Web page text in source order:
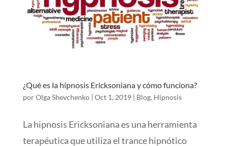
¿Qué es la hipnosis Ericksoniana y cómo funciona?
porOlga Shevchenko| Oct 1, 2019| Blog, Hipnosis
La hipnosis Ericksoniana es una herramienta
terapéutica que utiliza el trance hipnótico